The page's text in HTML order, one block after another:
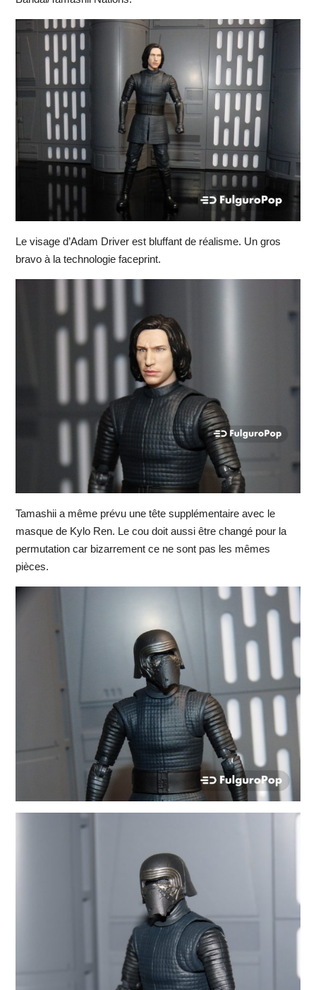
Le visage d’Adam Driver est bluffant de réalisme. Un gros
bravo à la technologie faceprint.
Tamashii a même prévu une tête supplémentaire avec le
masque de Kylo Ren. Le cou doit aussi être changé pour la
permutation car bizarrement ce ne sont pas les mêmes
pièces.